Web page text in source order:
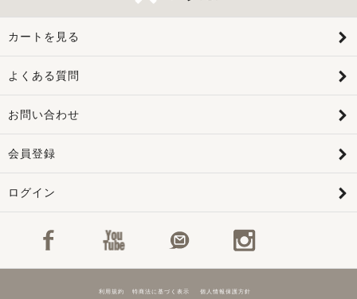
カートを見る
よくある質問
お問い合わせ
会員登録
ログイン
利用規約 特商法に基づく表示 個人情報保護方針